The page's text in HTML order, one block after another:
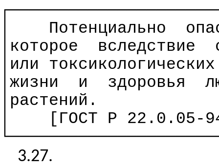
Потенциально
│которое
вследствие
│или
│жизни
и здоровья
│растений.
[ГОСТ Р 22.0.05-
3.27.